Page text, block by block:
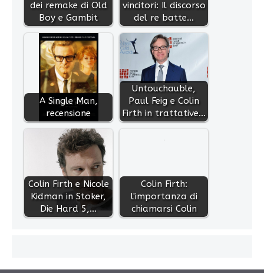
dei remake di Old
Boy e Gambit
vincitori: Il discorso
del re batte…
A Single Man,
recensione
Untouchauble,
Paul Feig e Colin
Firth in trattative…
Colin Firth e Nicole
Kidman in Stoker,
Die Hard 5,…
Colin Firth:
l'importanza di
chiamarsi Colin